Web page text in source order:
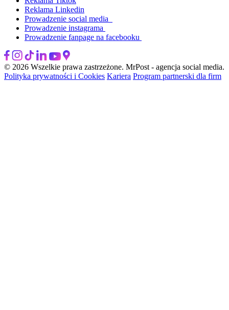
Reklama Linkedin
Prowadzenie social media
Prowadzenie instagrama
Prowadzenie fanpage na facebooku
© 2026 Wszelkie prawa zastrzeżone. MrPost - agencja social media.
Polityka prywatności i Cookies Kariera Program partnerski dla firm